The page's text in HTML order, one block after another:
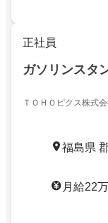
正社員
ガソリンスタ
ＴＯＨＯピクス株式
福島県
月給22